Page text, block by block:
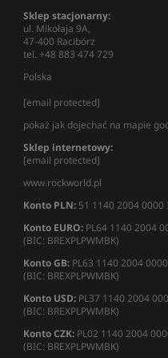
Sklep stacjonarny:
ul. Mikołaja 9A,
47-400 Racibórz
tel. +48 883 474 729
Polska
[email protected]
pokaż jak dojechać na mapie
Sklep internetowy:
[email protected]
www.rockworld.pl
Konto PLN: 51 1140 2004 0000
Konto EURO: PL64 1140 2004
(BIC: BREXPLPWMBK)
Konto GB: PL63 1140 2004
(BIC: BREXPLPWMBK)
Konto USD: PL37 1140 2004
(BIC: BREXPLPWMBK)
Konto CZK: PL02 1140 2004
(BIC: BREXPLPWMBK)